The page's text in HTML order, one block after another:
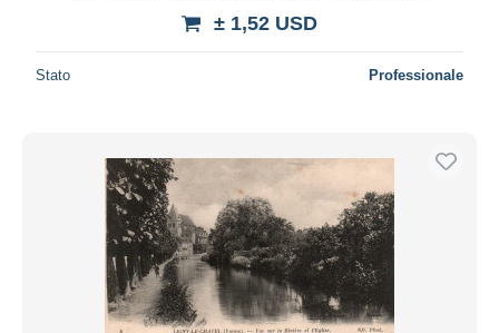
± 1,52 USD
Stato Professionale